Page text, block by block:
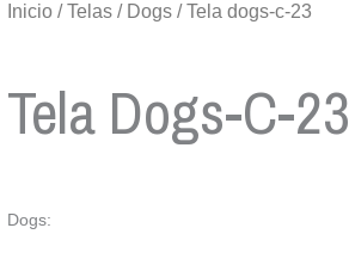
Inicio /Telas / Dogs / Tela dogs-c-23
Tela Dogs-C-23
Dogs: